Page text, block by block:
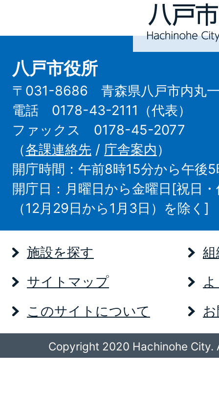
Hachinohe
City
八戸市役所
〒031-8686 青森県八戸市内丸一
電話 0178-43-2111（代表）
ファックス 0178-45-2077
（各課連絡先 / 庁舎案内）
開庁時間：午前8時15分から午後5
開庁日：月曜日から金曜日[祝日
（12月29日から1月3日）を除く]
施設を探す
サイトマップ
このサイトについて
Copyright 2020 Hachinohe City.